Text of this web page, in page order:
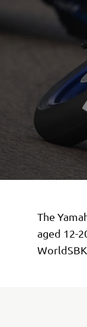
The
aged 12-